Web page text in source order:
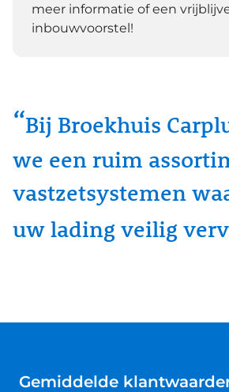
meer informatie of een
inbouwvoorstel!
Bij Broekhuis
we een ruim
vastzetsystemen
uw lading veilig
Gemiddelde